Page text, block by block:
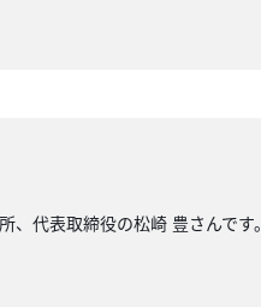
代表取締役の松崎 豊さんです。